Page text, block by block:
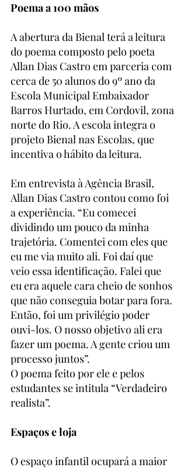
Poema a 100 mãos
A abertura da Bienal terá a leitura
do poema composto pelo poeta
Allan Dias Castro em parceria com
cerca de 50 alunos do 9º ano da
Escola Municipal Embaixador
Barros Hurtado, em Cordovil, zona
norte do Rio. A escola integra o
projeto Bienal nas Escolas, que
incentiva o hábito da leitura.
Em entrevista à Agência Brasil,
Allan Dias Castro contou como foi
a experiência. “Eu comecei
dividindo um pouco da minha
trajetória. Comentei com eles que
eu me via muito ali. Foi daí que
veio essa identificação. Falei que
eu era aquele cara cheio de sonhos
que não conseguia botar para fora.
Então, foi um privilégio poder
ouvi-los. O nosso objetivo ali era
fazer um poema. A gente criou um
processo juntos”.
O poema feito por ele e pelos
estudantes se intitula “Verdadeiro
realista”.
Espaços e loja
O espaço infantil ocupará a maior